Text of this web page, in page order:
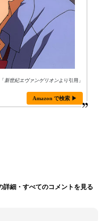
「新世紀エヴァンゲリオンより引用」
Amazon で検索 ▶
詳細・すべてのコメントを見る